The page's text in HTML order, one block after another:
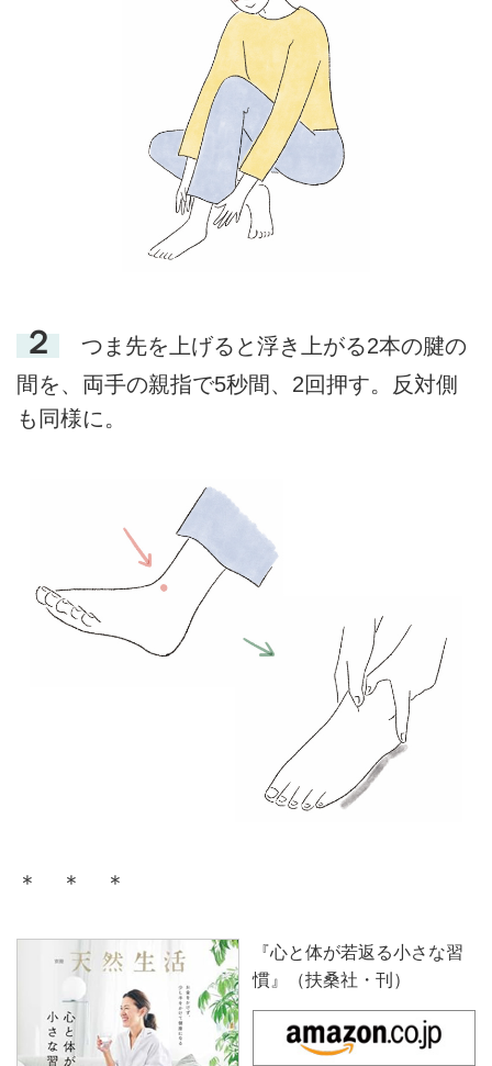
２
つま先を上げると浮き上がる2本の腱の
間を、両手の親指で5秒間、2回押す。反対側
も同様に。
＊ ＊ ＊
『心と体が若返る小さな習
慣』（扶桑社・刊）